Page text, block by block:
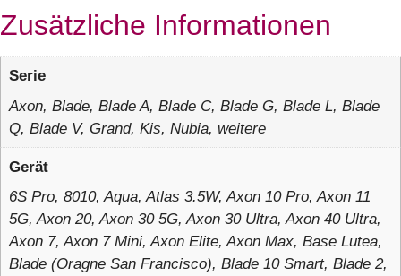
Zusätzliche Informationen
Serie
Axon, Blade, Blade A, Blade C, Blade G, Blade L, Blade
Q, Blade V, Grand, Kis, Nubia, weitere
Gerät
6S Pro, 8010, Aqua, Atlas 3.5W, Axon 10 Pro, Axon 11
5G, Axon 20, Axon 30 5G, Axon 30 Ultra, Axon 40 Ultra,
Axon 7, Axon 7 Mini, Axon Elite, Axon Max, Base Lutea,
Blade (Oragne San Francisco), Blade 10 Smart, Blade 2,